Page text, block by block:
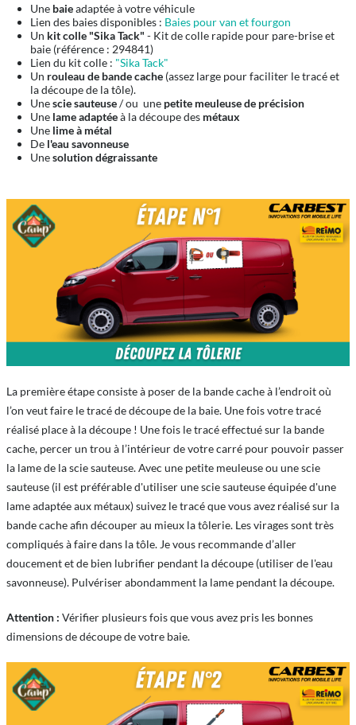
Une baieadaptée à votre véhicule
Lien des baies disponibles : Baies pour van et fourgon
Un kit colle "Sika Tack" - Kit de colle rapide pour pare-brise et
baie (référence : 294841)
Lien du kit colle : "Sika Tack"
Un rouleau de bande cache (assez large pour faciliter le tracé et
la découpe de la tôle).
Unescie sauteuse/ ou une petite meuleuse de précision
Une lame adaptéeà la découpe des métaux
Une lime à métal
De l'eau savonneuse
Unesolution dégraissante
La première étape consiste à poser de la bande cache à l’endroit où
l’on veut faire le tracé de découpe de la baie. Une fois votre tracé
réalisé place à la découpe ! Une fois le tracé effectué sur la bande
cache, percer un trou à l’intérieur de votre carré pour pouvoir passer
la lame de la scie sauteuse. Avec une petite meuleuse ou une scie
sauteuse (il est préférable d'utiliser une scie sauteuse équipée d'une
lame adaptée aux métaux) suivez le tracé que vous avez réalisé sur la
bande cache afin découper au mieux la tôlerie. Les virages sont très
compliqués à faire dans la tôle. Je vous recommande d’aller
doucement et de bien lubrifier pendant la découpe (utiliser de l'eau
savonneuse). Pulvériser abondamment la lame pendant la découpe.
Attention : Vérifier plusieurs fois que vous avez pris les bonnes
dimensions de découpe de votre baie.